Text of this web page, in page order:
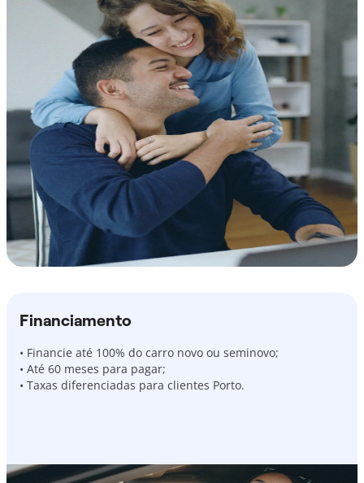
Financiamento
• Financie até 100% do carro novo ou seminovo;
• Até 60 meses para pagar;
• Taxas diferenciadas para clientes Porto.